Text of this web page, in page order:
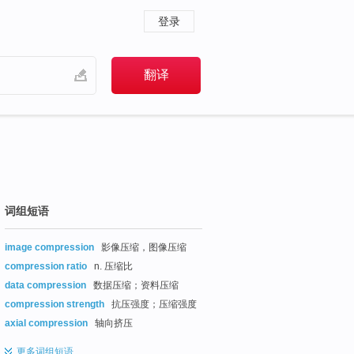
登录
词组短语
image compression
影像压缩，图像压缩
compression ratio
n. 压缩比
data compression
数据压缩；资料压缩
compression strength
抗压强度；压缩强度
axial compression
轴向挤压
更多词组短语